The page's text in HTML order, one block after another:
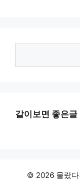
같이보면 좋은글
© 2026 몰랐다